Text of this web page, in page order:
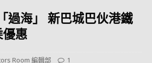
過海」 新巴城巴伙港鐵
惠
Room 編輯部 1